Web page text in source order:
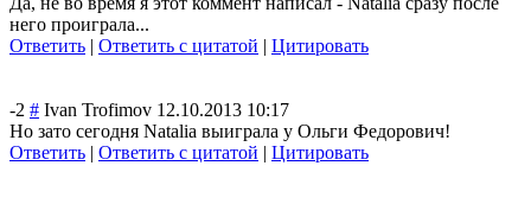
него проиграла...
Ответить | Ответить с цитатой | Цитировать
-2 # Ivan Trofimov 12.10.2013 10:17
Но зато сегодня Natalia выиграла у Ольги Федорович!
Ответить | Ответить с цитатой | Цитировать